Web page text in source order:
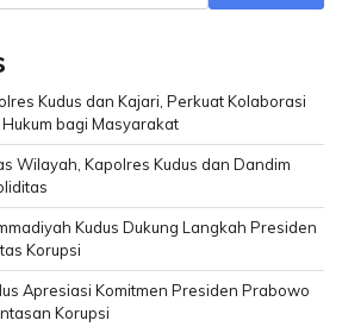
Kudus dan Kajari, Perkuat Kolaborasi
bagi Masyarakat
Wilayah, Kapolres Kudus dan Dandim
Kudus Dukung Langkah Presiden
Korupsi
Apresiasi Komitmen Presiden Prabowo
Korupsi